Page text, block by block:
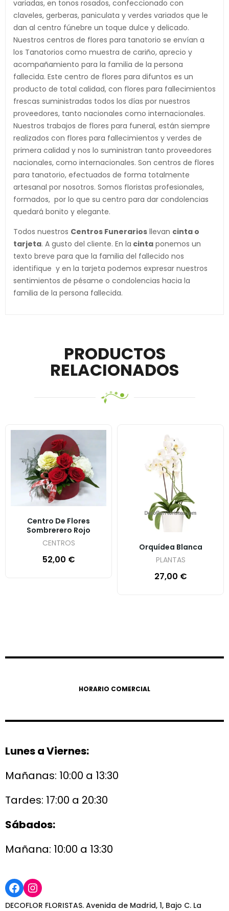
variadas, en tonos rosados, confeccionado con
claveles, gerberas, paniculata y verdes variados que le
dan al centro fúnebre un toque dulce y delicado.
Nuestros centros de flores para tanatorio se envían a
los Tanatorios como muestra de cariño, aprecio y
acompañamiento para la familia de la persona
fallecida. Este centro de flores para difuntos es un
producto de total calidad, con flores para fallecimientos
frescas suministradas todos los días por nuestros
proveedores, tanto nacionales como internacionales.
Nuestros trabajos de flores para funeral, están siempre
realizados con flores para fallecimientos y verdes de
primera calidad y nos lo suministran tanto proveedores
nacionales, como internacionales. Son centros de flores
para tanatorio, efectuados de forma totalmente
artesanal por nosotros. Somos floristas profesionales,
formados, por lo que su centro para dar condolencias
quedará bonito y elegante.
Todos nuestros Centros Funerarios llevan cinta o
tarjeta. A gusto del cliente. En la cinta ponemos un
texto breve para que la familia del fallecido nos
identifique y en la tarjeta podemos expresar nuestros
sentimientos de pésame o condolencias hacia la
familia de la persona fallecida.
PRODUCTOS
RELACIONADOS
Centro De Flores
Sombrerero Rojo
CENTROS
52,00 €
Orquídea Blanca
PLANTAS
27,00 €
HORARIO COMERCIAL
Lunes a Viernes:
Mañanas: 10:00 a 13:30
Tardes: 17:00 a 20:30
Sábados:
Mañana: 10:00 a 13:30
Facebook
Instagram
DECOFLOR FLORISTAS. Avenida de Madrid, 1, Bajo C. La